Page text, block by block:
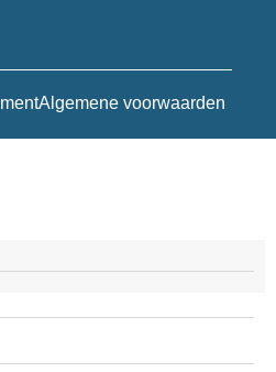
Algemene voorwaarden